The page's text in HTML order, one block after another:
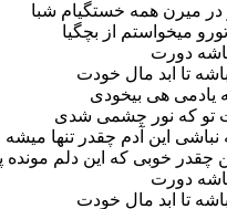
در میرن همه خستگیام شبا
میخواستم از بچگیا
دورت
تا ابد مال خودت
یادمی هی بیخودی
تو که نور چشمی شدی
این آدم چقدر تنها میشه
چقدر خوبی که این دلم
دورت
تا ابد مال خودت